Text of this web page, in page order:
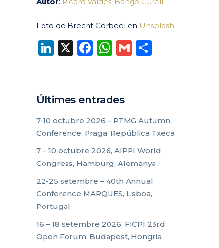
Foto de Brecht Corbeel en Unsplash
LinkedIn
X Facebook
WhatsApp
Gmail
Últimes entrades
7-10 octubre 2026 – PTMG Autumn
Conference, Praga, República Txeca
7 – 10 octubre 2026, AIPPI World
Congress, Hamburg, Alemanya
22-25 setembre – 40th Annual
Conference MARQUES, Lisboa,
Portugal
16 – 18 setembre 2026, FICPI 23rd
Open Forum, Budapest, Hongria